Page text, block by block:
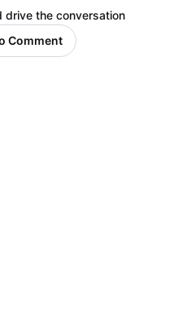
drive the conversation.
to Comment